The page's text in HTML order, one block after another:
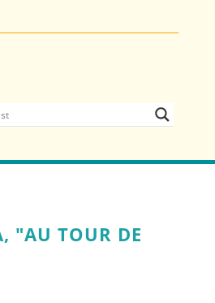
"AU TOUR DE